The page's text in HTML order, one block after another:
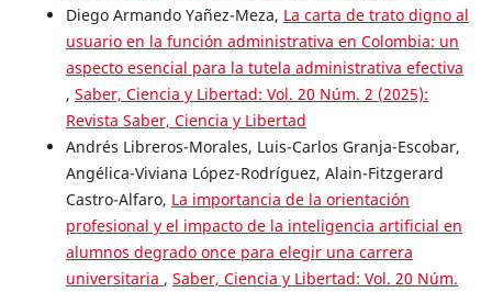
Diego Armando Yañez-Meza, La carta de trato digno al
usuario en la función administrativa en Colombia: un
aspecto esencial para la tutela administrativa efectiva
, Saber, Ciencia y Libertad: Vol. 20 Núm. 2 (2025):
Revista Saber, Ciencia y Libertad
Andrés Libreros-Morales, Luis-Carlos Granja-Escobar,
Angélica-Viviana López-Rodríguez, Alain-Fitzgerard
Castro-Alfaro, La importancia de la orientación
profesional y el impacto de la inteligencia artificial en
alumnos degrado once para elegir una carrera
universitaria , Saber, Ciencia y Libertad: Vol. 20 Núm.